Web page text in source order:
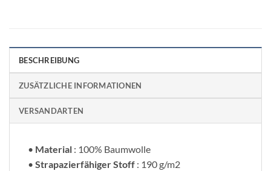
BESCHREIBUNG
ZUSÄTZLICHE INFORMATIONEN
VERSANDARTEN
• Material : 100% Baumwolle
• Strapazierfähiger Stoff : 190 g/m2